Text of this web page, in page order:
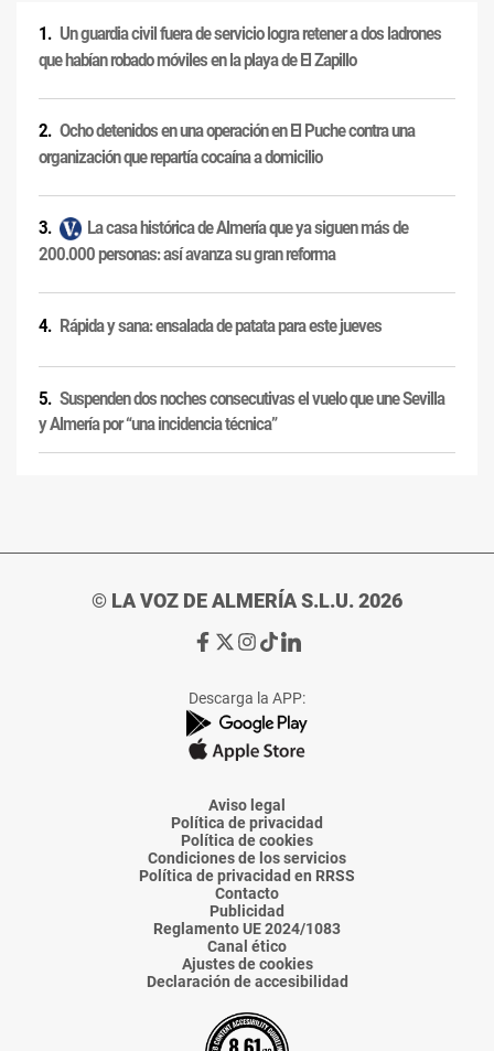
Un guardia civil fuera de servicio logra retener a dos ladrones
que habían robado móviles en la playa de El Zapillo
Ocho detenidos en una operación en El Puche contra una
organización que repartía cocaína a domicilio
La casa histórica de Almería que ya siguen más de
200.000 personas: así avanza su gran reforma
Rápida y sana: ensalada de patata para este jueves
Suspenden dos noches consecutivas el vuelo que une Sevilla
y Almería por “una incidencia técnica”
© LA VOZ DE ALMERÍA S.L.U. 2026
Ir
de
La
Voz
Almería
Ir
de
La
Voz
Almería
Ir
de
La
Voz
Almería
Ir
de
La
Voz
Almería
Ir
de
La
Voz
Descarga la APP:
Aviso legal
Política de privacidad
Política de cookies
Condiciones de los servicios
Política de privacidad en RRSS
Contacto
Publicidad
Reglamento UE 2024/1083
Canal ético
Ajustes de cookies
Declaración de accesibilidad